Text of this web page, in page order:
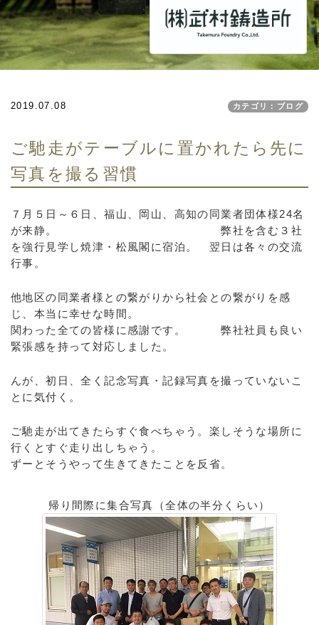
2019.07.08 カテゴリ：ブログ
ご馳走がテーブルに置かれたら先に
写真を撮る習慣
７月５日～６日、福山、岡山、高知の同業者団体様24名
が来静。 弊社を含む３社
を強行見学し焼津・松風閣に宿泊。 翌日は各々の交流
行事。
他地区の同業者様との繋がりから社会との繋がりを感
じ、本当に幸せな時間。
関わった全ての皆様に感謝です。 弊社社員も良い
緊張感を持って対応しました。
んが、初日、全く記念写真・記録写真を撮っていないこ
とに気付く。
ご馳走が出てきたらすぐ食べちゃう。楽しそうな場所に
行くとすぐ走り出しちゃう。
ずーとそうやって生きてきたことを反省。
帰り間際に集合写真（全体の半分くらい）